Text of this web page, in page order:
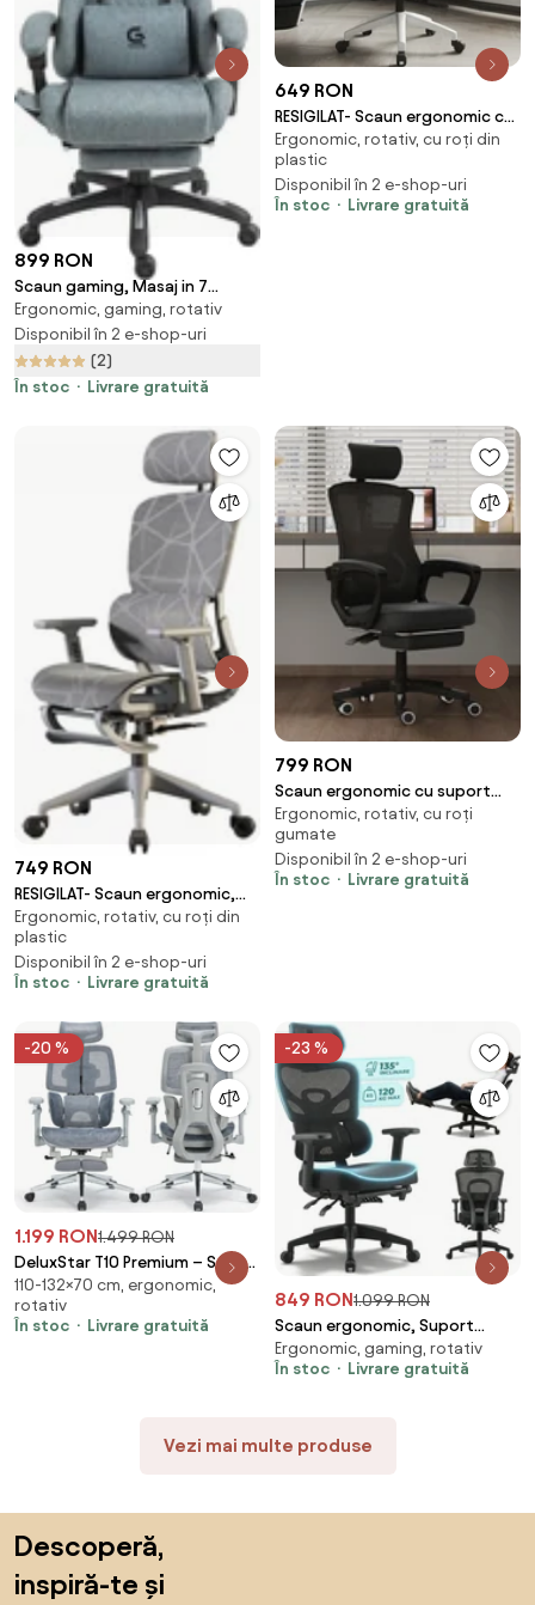
899 RON
Scaun gaming, Masaj in 7
puncte, Boxe Bluetooth,
funcție șezlong, 90-155 grade,
suport picioare, textil, Gri
Ergonomic, gaming, rotativ
Disponibil în 2 e-shop-uri
(2)
În stoc
Livrare gratuită
649 RON
RESIGILAT- Scaun ergonomic cu
suport lombar, tetieră reglabilă
3D, suport pentru picioare,
Mesh, Alb/Negru
Ergonomic, rotativ, cu roți din
plastic
Disponibil în 2 e-shop-uri
În stoc
Livrare gratuită
749 RON
RESIGILAT- Scaun ergonomic,
functie translatie sezut,
cotiere reglabile 3D, tetiera 3D,
suport lombar 3D Adaptive,
pivotant, suport picioare, Gri
Ergonomic, rotativ, cu roți din
plastic
Disponibil în 2 e-shop-uri
În stoc
Livrare gratuită
799 RON
Scaun ergonomic cu suport
lombar, pivotant 360°, tetieră
reglabilă, suport pentru
picioare, Mesh, Negru
Ergonomic, rotativ, cu roți
gumate
Disponibil în 2 e-shop-uri
În stoc
Livrare gratuită
-20 %
1.199 RON1.499 RON
DeluxStar T10 Premium – Scaun
ergonomic, cotiere 6D ultra
moi, Suport Lombar 3 Zone
Dinamice, Spătar ajustabil pe
110-132×70 cm, ergonomic,
rotativ
În stoc
Livrare gratuită
-23 %
849 RON1.099 RON
Scaun ergonomic, Suport
Lombar 3 Zone Dinamice,
Spătar ajustabil pe inaltime,
pivotant, Mesh, Negru
Ergonomic, gaming, rotativ
În stoc
Livrare gratuită
Vezi mai multe produse
Descoperă,
inspiră-te și